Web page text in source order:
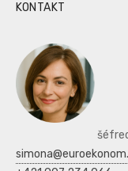
KONTAKT